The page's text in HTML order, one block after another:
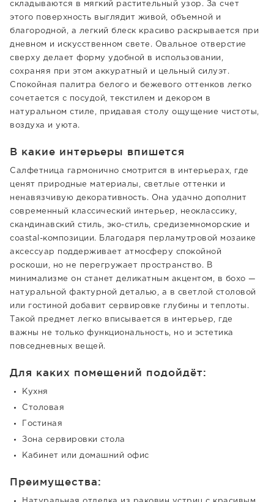
складываются в мягкий растительный узор. За счет
этого поверхность выглядит живой, объемной и
благородной, а легкий блеск красиво раскрывается при
дневном и искусственном свете. Овальное отверстие
сверху делает форму удобной в использовании,
сохраняя при этом аккуратный и цельный силуэт.
Спокойная палитра белого и бежевого оттенков легко
сочетается с посудой, текстилем и декором в
натуральном стиле, придавая столу ощущение чистоты,
воздуха и уюта.
В какие интерьеры впишется
Салфетница гармонично смотрится в интерьерах, где
ценят природные материалы, светлые оттенки и
ненавязчивую декоративность. Она удачно дополнит
современный классический интерьер, неоклассику,
скандинавский стиль, эко-стиль, средиземноморские и
coastal-композиции. Благодаря перламутровой мозаике
аксессуар поддерживает атмосферу спокойной
роскоши, но не перегружает пространство. В
минимализме он станет деликатным акцентом, в бохо —
натуральной фактурной деталью, а в светлой столовой
или гостиной добавит сервировке глубины и теплоты.
Такой предмет легко вписывается в интерьер, где
важны не только функциональность, но и эстетика
повседневных вещей.
Для каких помещений подойдёт:
Кухня
Столовая
Гостиная
Зона сервировки стола
Кабинет или домашний офис
Преимущества: